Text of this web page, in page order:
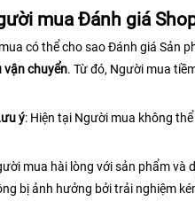
mua Đánh giá
có thể cho sao Đánh giá Sản
vận chuyển. Từ đó, Người mua
ý: Hiện tại Người mua không
mua hài lòng với sản phẩm và
bị ảnh hưởng bởi trải nghiệm